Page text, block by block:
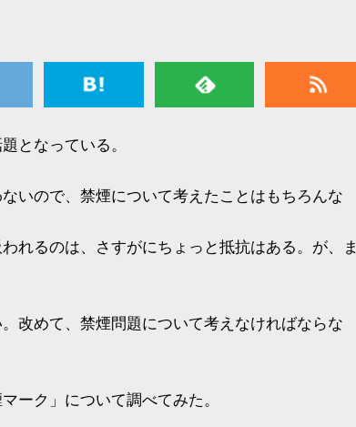
となっている。
いので、禁煙について考えたことはもちろんな
れるのは、さすがにちょっと抵抗はある。が、ま
改めて、禁煙問題について考えなければならな
ーク」について調べてみた。